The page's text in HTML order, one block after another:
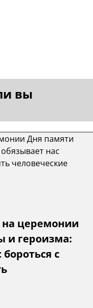
вы
церемонии
и героизма:
с